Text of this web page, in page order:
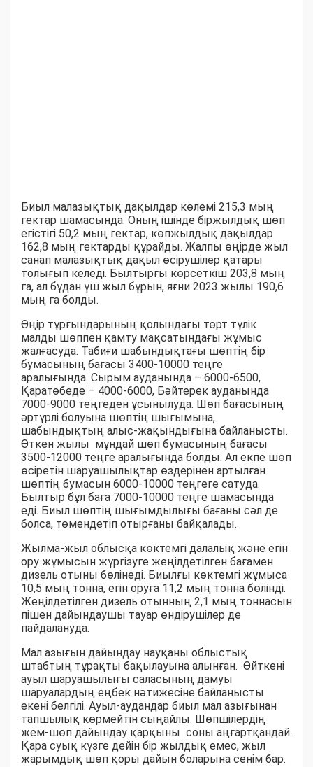
Биыл малазықтық дақылдар көлемі 215,3 мың
гектар шамасында. Оның ішінде біржылдық шөп
егістігі 50,2 мың гектар, көпжылдық дақылдар
162,8 мың гектарды құрайды. Жалпы өңірде жыл
санап малазықтық дақыл өсірушілер қатары
толығып келеді. Былтырғы көрсеткіш 203,8 мың
га, ал бұдан үш жыл бұрын, яғни 2023 жылы 190,6
мың га болды.
Өңір тұрғындарының қолындағы төрт түлік
малды шөппен қамту мақсатындағы жұмыс
жалғасуда. Табиғи шабындықтағы шөптің бір
бумасының бағасы 3400-10000 теңге
аралығында. Сырым ауданында – 6000-6500,
Қаратөбеде – 4000-6000, Бәйтерек ауданында
7000-9000 теңгеден ұсынылуда. Шөп бағасының
әртүрлі болуына шөптің шығымына,
шабындықтың алыс-жақындығына байланысты.
Өткен жылы мұндай шөп бумасының бағасы
3500-12000 теңге аралығында болды. Ал екпе шөп
өсіретін шаруашылықтар өздерінен артылған
шөптің бумасын 6000-10000 теңгеге сатуда.
Былтыр бұл баға 7000-10000 теңге шамасында
еді. Биыл шөптің шығымдылығы бағаны сәл де
болса, төмендетіп отырғаны байқалады.
Жылма-жыл облысқа көктемгі далалық және егін
ору жұмысын жүргізуге жеңілдетілген бағамен
дизель отыны бөлінеді. Биылғы көктемгі жұмыса
10,5 мың тонна, егін оруға 11,2 мың тонна бөлінді.
Жеңілдетілген дизель отынның 2,1 мың тоннасын
пішен дайындаушы тауар өндірушілер де
пайдалануда.
Мал азығын дайындау науқаны облыстық
штабтың тұрақты бақылауына алынған. Өйткені
ауыл шаруашылығы саласының дамуы
шаруалардың еңбек нәтижесіне байланысты
екені белгілі. Ауыл-аудандар биыл мал азығынан
тапшылық көрмейтін сыңайлы. Шөпшілердің
жем-шөп дайындау қарқыны соны аңғартқандай.
Қара суық күзге дейін бір жылдық емес, жыл
жарымдық шөп қоры дайын боларына сенім бар.